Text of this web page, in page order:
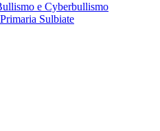
e Cyberbullismo
Sulbiate